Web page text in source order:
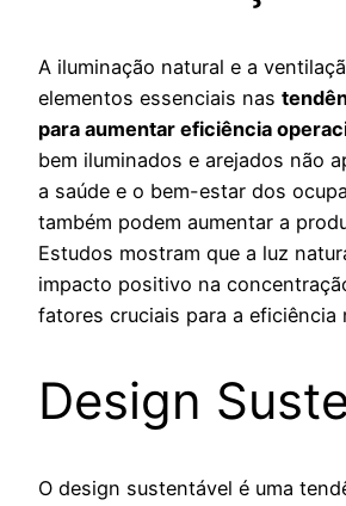
A iluminação natural e a
elementos essenciais nas
para aumentar eficiência
bem iluminados e arejados não
a saúde e o bem-estar dos
também podem aumentar a
Estudos mostram que a luz
impacto positivo na
fatores cruciais para a eficiência
Design
O design sustentável é uma